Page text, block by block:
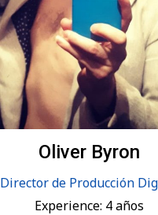
Oliver Byron
Director de Producción
Experience: 4 años